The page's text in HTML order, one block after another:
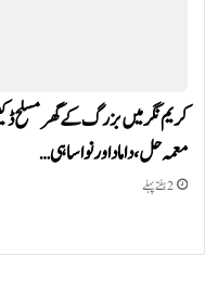
کریم نگر میں بزرگ کے گھر مسلح
معمہ حل، داماد اور نواسا ہی…
2 ہفتے پہلے